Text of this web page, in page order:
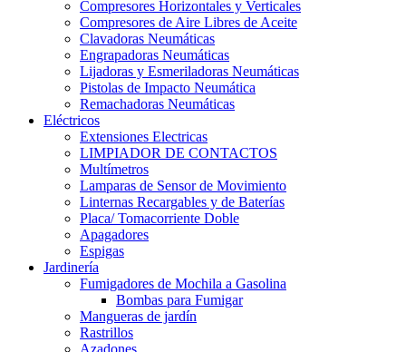
Compresores Horizontales y Verticales
Compresores de Aire Libres de Aceite
Clavadoras Neumáticas
Engrapadoras Neumáticas
Lijadoras y Esmeriladoras Neumáticas
Pistolas de Impacto Neumática
Remachadoras Neumáticas
Eléctricos
Extensiones Electricas
LIMPIADOR DE CONTACTOS
Multímetros
Lamparas de Sensor de Movimiento
Linternas Recargables y de Baterías
Placa/ Tomacorriente Doble
Apagadores
Espigas
Jardinería
Fumigadores de Mochila a Gasolina
Bombas para Fumigar
Mangueras de jardín
Rastrillos
Azadones